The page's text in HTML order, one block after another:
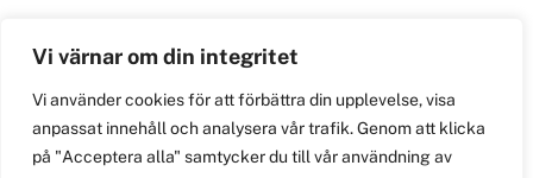
Vi värnar om din integritet
Vi använder cookies för att förbättra din upplevelse, visa
anpassat innehåll och analysera vår trafik. Genom att klicka
på "Acceptera alla" samtycker du till vår användning av